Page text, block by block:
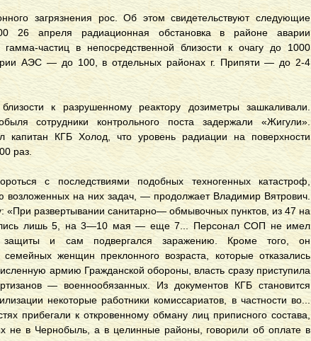
загрязнения рос. Об этом свидетельствуют следующие
26 апреля радиационная обстановка в районе аварии
гамма-частиц в непосредственной близости к очагу до 1000
АЭС — до 100, в отдельных районах г. Припяти — до 2-4
к разрушенному реактору дозиметры зашкаливали.
сотрудники контрольного поста задержали «Жигули».
капитан КГБ Холод, что уровень радиации на поверхности
раз.
с последствиями подобных техногенных катастроф,
возложенных на них задач, — продолжает Владимир Вятрович.
«При развертывании санитарно— обмывочных пунктов, из 47 на
лишь 5, на 3—10 мая — еще 7... Персонал СОП не имел
защиты и сам подвергался заражению. Кроме того, он
женщин преклонного возраста, которые отказались
армию Гражданской обороны, власть сразу приступила
— военнообязанных. Из документов КГБ становится
некоторые работники комиссариатов, в частности во...
прибегали к откровенному обману лиц приписного состава,
не в Чернобыль, а в целинные районы, говорили об оплате в